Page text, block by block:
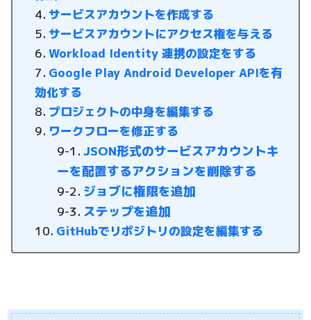
サービスアカウントを作成する
サービスアカウントにアクセス権を与える
Workload Identity 連携の設定をする
Google Play Android Developer APIを有
効化する
プロジェクトの中身を編集する
ワークフローを修正する
JSON形式のサービスアカウントキ
ーを配置するアクションを削除する
ジョブに権限を追加
ステップを追加
GitHubでリポジトリの設定を編集する